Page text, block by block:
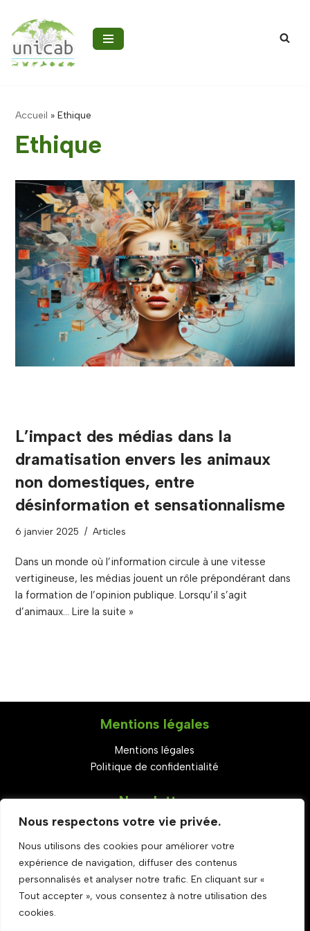
Nous respectons votre vie privée.
Nous utilisons des cookies pour améliorer votre
expérience de navigation, diffuser des contenus
personnalisés et analyser notre trafic. En cliquant sur «
Tout accepter », vous consentez à notre utilisation des
cookies.
Aller
au
contenu
Accueil » Ethique
Ethique
L’impact des médias dans la
dramatisation envers les animaux
non domestiques, entre
désinformation et sensationnalisme
6 janvier 2025 Articles
Dans un monde où l’information circule à une vitesse
vertigineuse, les médias jouent un rôle prépondérant dans
la formation de l’opinion publique. Lorsqu’il s’agit
d’animaux… Lire la suite »
Mentions légales
Mentions légales
Politique de confidentialité
Newsletter
Rejoignez-nous
Set Youtube Channel ID